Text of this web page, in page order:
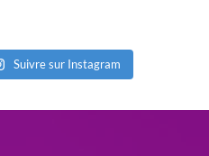
Suivre sur Instagram